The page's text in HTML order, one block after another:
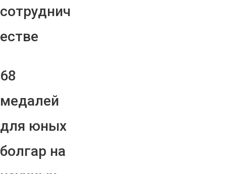
сотруднич
естве
68
медалей
для юных
болгар на